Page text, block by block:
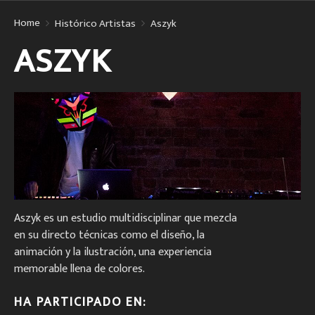
Home Histórico Artistas Aszyk
ASZYK
Aszyk es un estudio multidisciplinar que mezcla
en su directo técnicas como el diseño, la
animación y la ilustración, una experiencia
memorable llena de colores.
HA PARTICIPADO EN: